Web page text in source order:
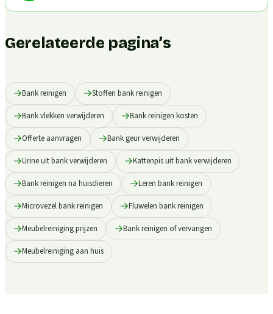
Gerelateerde pagina’s
Bank reinigen Stoffen bank reinigen
Bank vlekken verwijderen Bank reinigen kosten
Offerte aanvragen Bank geur verwijderen
Urine uit bank verwijderen Kattenpis uit bank verwijderen
Bank reinigen na huisdieren Leren bank reinigen
Microvezel bank reinigen Fluwelen bank reinigen
Meubelreiniging prijzen Bank reinigen of vervangen
Meubelreiniging aan huis